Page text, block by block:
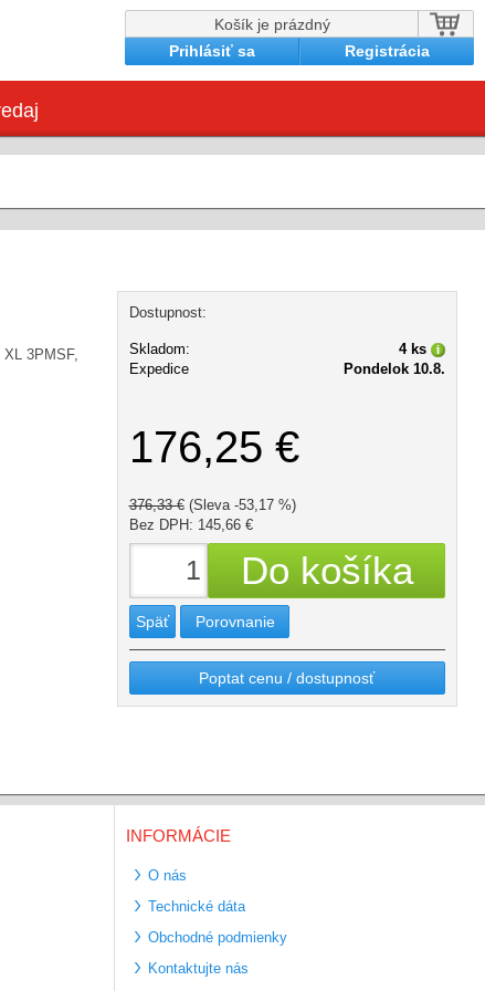
Košík je prázdný
Prihlásiť sa
Registrácia
XL 3PMSF,
Dostupnost:
Skladom:
4 ks
Expedice
Pondelok 10.8.
176,25 €
376,33 € (Sleva -53,17 %)
Bez DPH: 145,66 €
Späť Porovnanie
Poptat cenu / dostupnosť
INFORMÁCIE
O nás
Technické dáta
Obchodné podmienky
Kontaktujte nás